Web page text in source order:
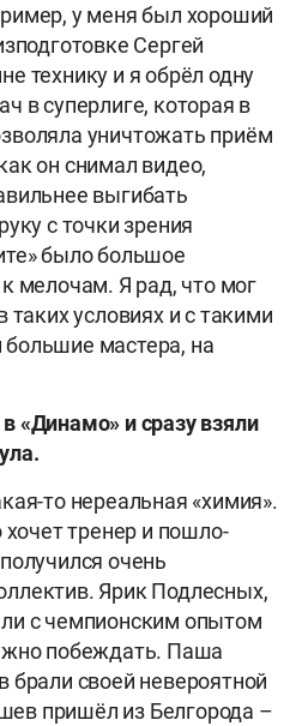
у меня был хороший
Сергей
технику и я обрёл одну
в суперлиге, которая в
уничтожать приём
он снимал видео,
выгибать
с точки зрения
было большое
мелочам. Я рад, что мог
таких условиях и с такими
мастера, на
«Динамо» и сразу взяли
то нереальная «химия».
хочет тренер и пошло-
очень
Ярик Подлесных,
с чемпионским опытом
побеждать. Паша
брали своей невероятной
пришёл из Белгорода –